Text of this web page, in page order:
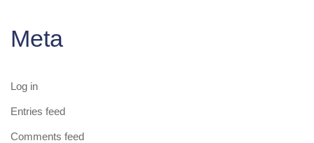
Meta
Log in
Entries feed
Comments feed